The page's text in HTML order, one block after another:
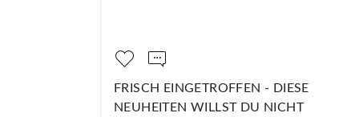
FRISCH EINGETROFFEN - DIESE
NEUHEITEN WILLST DU NICHT